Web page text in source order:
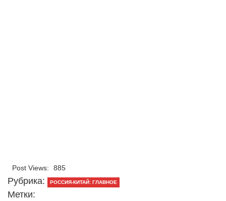
Post Views: 885
Рубрика: РОССИЯ-КИТАЙ: ГЛАВНОЕ
Метки: